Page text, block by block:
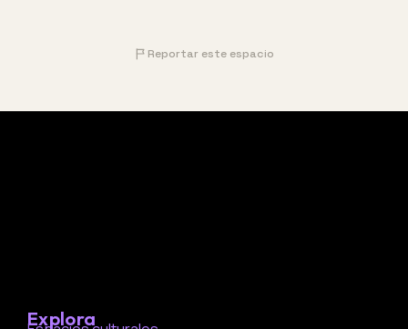
Reportar este espacio
Explora